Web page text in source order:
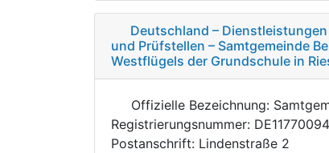
Deutschland –
und Prüfstellen – Samtgemeinde
Westflügels der Grundschule in
Offizielle Bezeichnung:
Registrierungsnummer:
Postanschrift: Lindenstraße 2